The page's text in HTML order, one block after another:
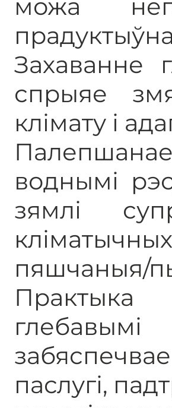
можа
Захаванне
спрыяе
клімату і
воднымі
зямлі
кліматычных
пяшчаныя/
Практыка
паслугі,